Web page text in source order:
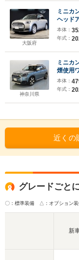
大阪府
ミニカ
ヘッド
HDDナ
トアク
フレザ
本体：
年式：
神奈川県
ミニカ
煙使用
パッケ
20ウィ
ラウン
本体：
年式：
近くの
グレードごと
〇：標準装備 △：オプション
新